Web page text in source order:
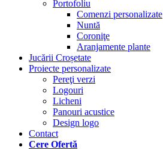
Portofoliu
Comenzi personalizate
Nuntă
Coroniţe
Aranjamente plante
Jucării Croșetate
Proiecte personalizate
Pereţi verzi
Logouri
Licheni
Panouri acustice
Design logo
Contact
Cere Ofertă